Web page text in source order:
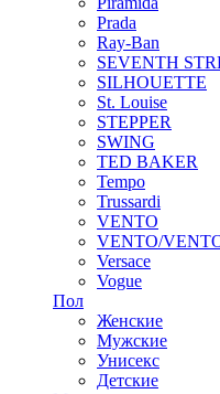
Prada
Ray-Ban
SEVENTH
SILHOUETTE
St. Louise
STEPPER
SWING
TED BAKER
Tempo
Trussardi
VENTO
VENTO/
Versace
Vogue
Пол
Женские
Мужские
Унисекс
Детские